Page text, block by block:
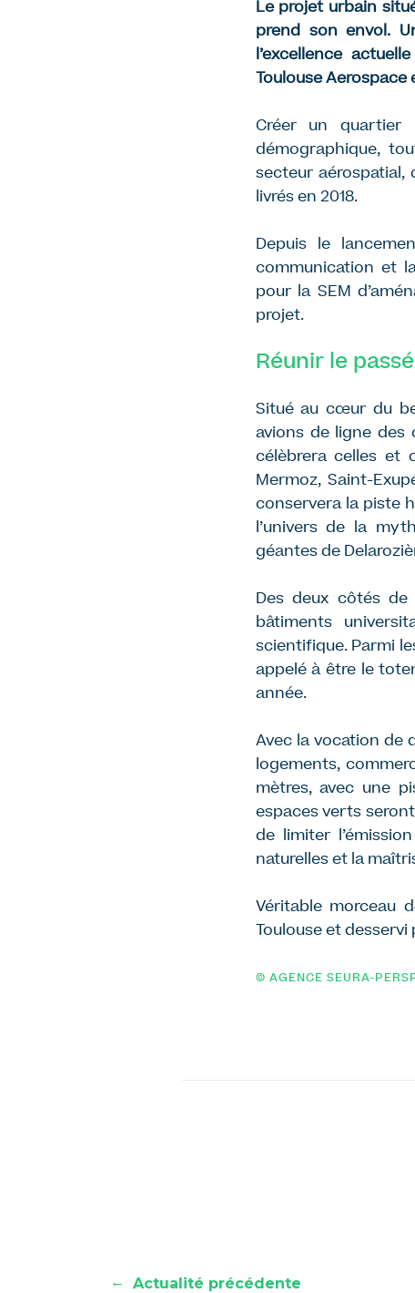
Le projet urbain
prend son envol.
l’excellence
Toulouse Aerospace
Créer un quartier
démographique,
secteur aérospatial,
livrés en 2018.
Depuis le
communication et
pour la SEM
projet.
Réunir le
Situé au cœur du
avions de ligne des
célèbrera celles et
Mermoz, Saint-
conservera la piste
l’univers de la
géantes de
Des deux côtés
bâtiments
scientifique. Parmi
appelé à être le
année.
Avec la vocation de
logements,
mètres, avec une
espaces verts
de limiter
naturelles et la
Véritable morceau
Toulouse et
© AGENCE SEURA-
← Actualité précédente